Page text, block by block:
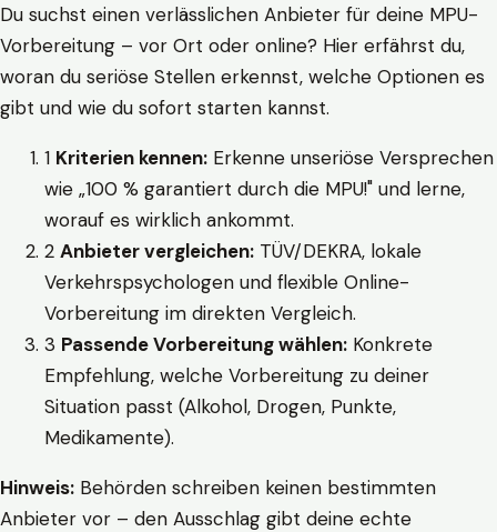
Du suchst einen verlässlichen Anbieter für deine MPU-
Vorbereitung – vor Ort oder online? Hier erfährst du,
woran du seriöse Stellen erkennst, welche Optionen es
gibt und wie du sofort starten kannst.
1 Kriterien kennen: Erkenne unseriöse Versprechen
wie „100 % garantiert durch die MPU!" und lerne,
worauf es wirklich ankommt.
2 Anbieter vergleichen: TÜV/DEKRA, lokale
Verkehrspsychologen und flexible Online-
Vorbereitung im direkten Vergleich.
3 Passende Vorbereitung wählen: Konkrete
Empfehlung, welche Vorbereitung zu deiner
Situation passt (Alkohol, Drogen, Punkte,
Medikamente).
Hinweis: Behörden schreiben keinen bestimmten
Anbieter vor – den Ausschlag gibt deine echte